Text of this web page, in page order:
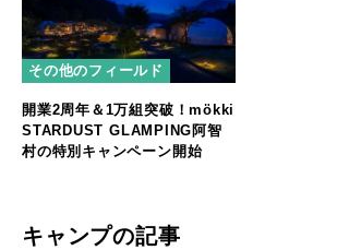
その他のフィールド
開業2周年＆1万組突破！mökki
STARDUST GLAMPING阿智
村の特別キャンペーン開始
キャンプの記事